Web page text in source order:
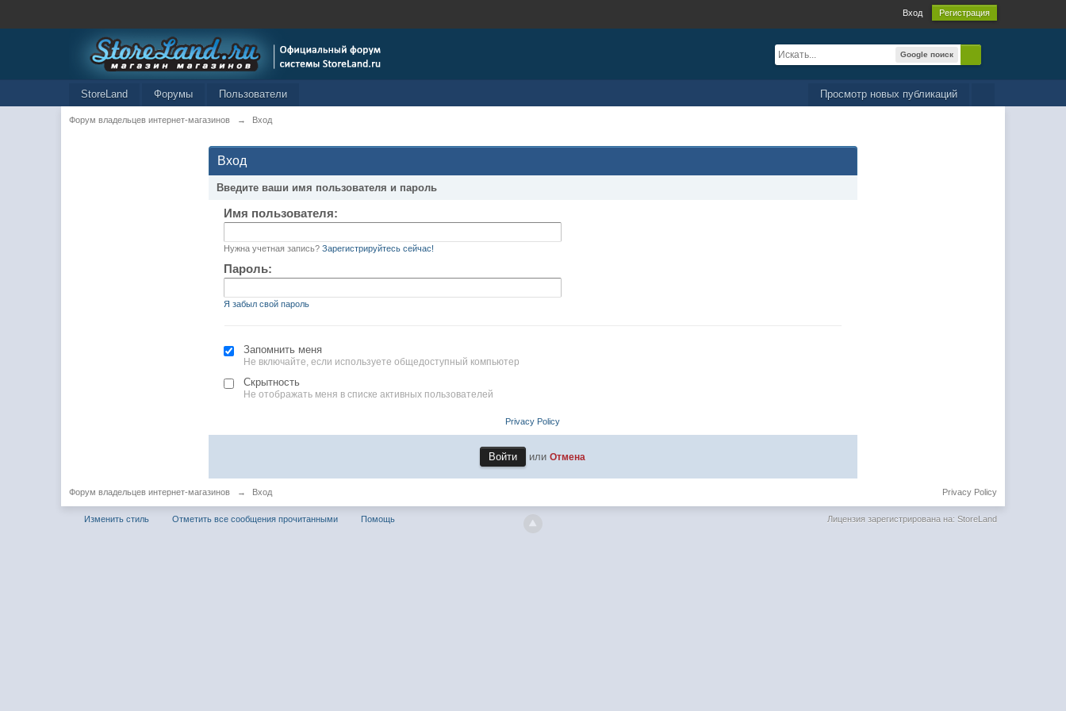
Вход Регистрация
Google поиск
Просмотр новых публикаций
StoreLand Форумы Пользователи
Форум владельцев интернет-магазинов → Вход
Вход
Введите ваши имя пользователя и пароль
Имя пользователя:
Нужна учетная запись? Зарегистрируйтесь сейчас!
Пароль:
Я забыл свой пароль
Запомнить меня
Не включайте, если используете общедоступный компьютер
Скрытность
Не отображать меня в списке активных пользователей
Privacy Policy
илиОтмена
Форум владельцев интернет-магазинов → Вход Privacy Policy
Изменить стиль Отметить все сообщения прочитанными Помощь Лицензия зарегистрирована на: StoreLand